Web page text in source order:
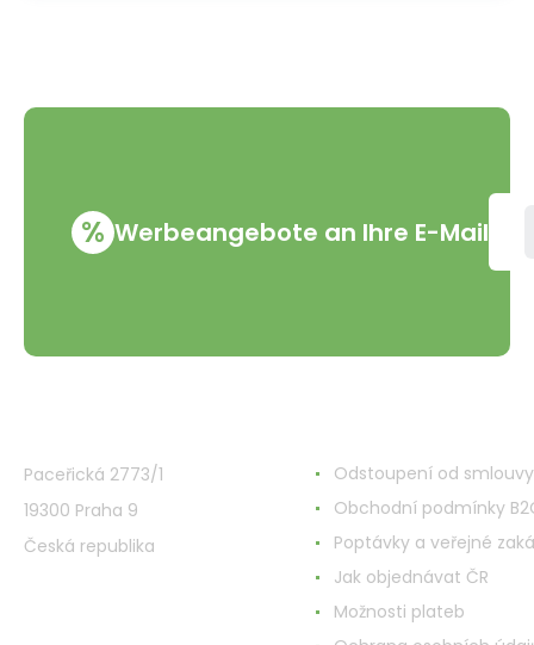
% Werbeangebote an Ihre E-Mail
Paceřická 2773/1
19300 Praha 9
Česká republika
Odstoupení od smlouvy
Obchodní podmínky
Poptávky a veřejné
Jak objednávat ČR
Možnosti plateb